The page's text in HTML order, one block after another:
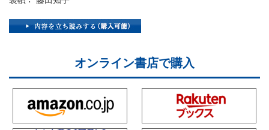
オンライン書店で購入